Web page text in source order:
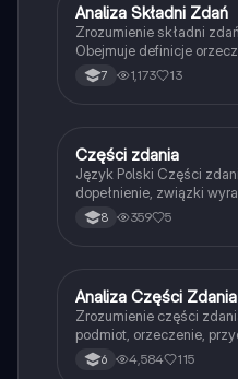
Język polski
Analiza Składni Zdań
Zrozumienie składni
Obejmuje definicje
oraz rodzaje zdań
relacjach
7 1,173 13
Język polski
Części zdania
Język Polski Części
dopełnienie, związki
informacje)
8 359 5
Język polski
Analiza Części Zdania
Zrozumienie części
podmiot, orzeczenie,
okolicznik. Ta notatka
oraz przykłady, które
6 4,584 115